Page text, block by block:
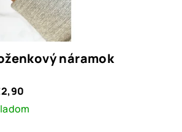
náramok